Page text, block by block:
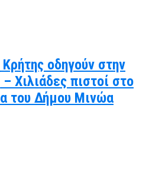
οδηγούν στην
Χιλιάδες πιστοί στο
του Δήμου Μινώα